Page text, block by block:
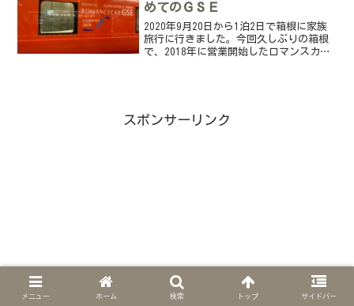
めてのＧＳＥ
2020年9月20日から1泊2日で箱根に家族
旅行に行きました。今回久しぶりの箱根
で、2018年に営業開始したロマンスカー
スポンサーリンク
メニュー ホーム 検索 トップ サイドバー